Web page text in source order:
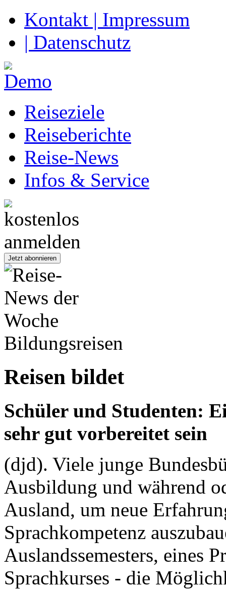
Kontakt | Impressum
| Datenschutz
Reiseziele
Reiseberichte
Reise-News
Infos & Service
Bildungsreisen
Reisen bildet
Schüler und Studenten:
sehr gut vorbereitet sein
(djd). Viele junge
Ausbildung und während
Ausland, um neue
Sprachkompetenz
Auslandssemesters, eines
Sprachkurses - die